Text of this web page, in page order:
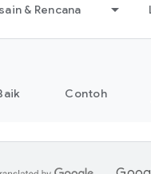
& Rencana
Contoh